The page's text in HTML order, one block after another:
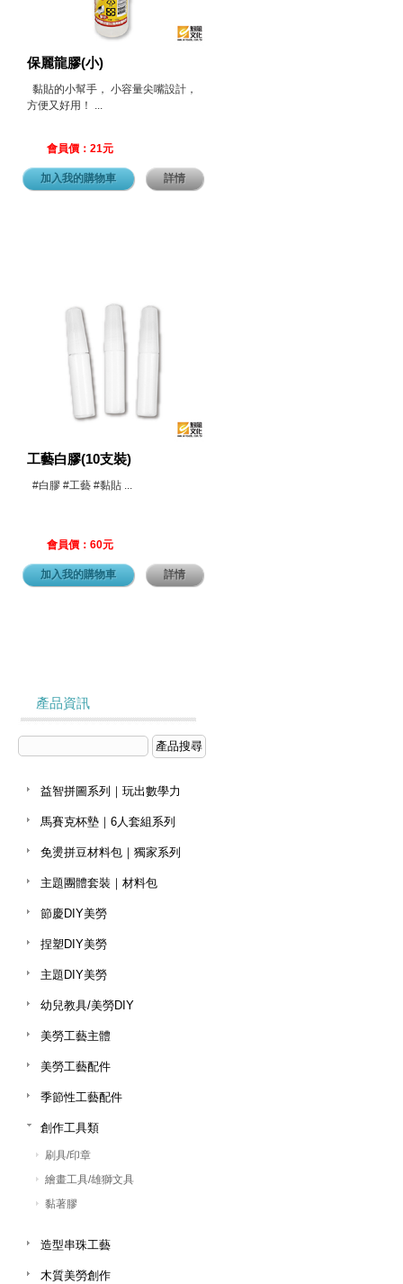
保麗龍膠(小)
黏貼的小幫手， 小容量尖嘴設計，
方便又好用！ ...
會員價：21元
加入我的購物車 詳情
工藝白膠(10支裝)
#白膠 #工藝 #黏貼 ...
會員價：60元
加入我的購物車 詳情
產品資訊
益智拼圖系列｜玩出數學力
馬賽克杯墊｜6人套組系列
免燙拼豆材料包｜獨家系列
主題團體套裝｜材料包
節慶DIY美勞
捏塑DIY美勞
主題DIY美勞
幼兒教具/美勞DIY
美勞工藝主體
美勞工藝配件
季節性工藝配件
創作工具類
刷具/印章
繪畫工具/雄獅文具
黏著膠
造型串珠工藝
木質美勞創作